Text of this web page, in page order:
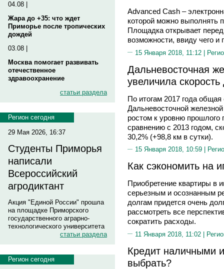
04.08 |
Жара до +35: что ждет
Приморье после тропических
дождей
03.08 |
Москва помогает развивать
отечественное
здравоохранение
статьи раздела
Регион сегодня
29 Мая 2026, 16:37
Студенты Приморья
написали
Всероссийский
агродиктант
Акция "Единой России" прошла
на площадке Приморского
государственного аграрно-
технологического университета
статьи раздела
Регион сегодня
Advanced Cash –
которой можно выполнять
Площадка открывает
возможности, ввиду чего и
15 Января 2018, 11:12 |
Дальневосточная
увеличила скорость
По итогам 2017 года общая
Дальневосточной
ростом к уровню прошлого
сравнению с 2013 годом,
30,2% (+98,8 км в сутки).
15 Января 2018, 10:59 |
Как сэкономить на
Приобретение квартиры в
серьезным и осознанным
долгам придется очень
рассмотреть все
сократить расходы.
11 Января 2018, 11:02 |
Кредит наличными
выбрать?